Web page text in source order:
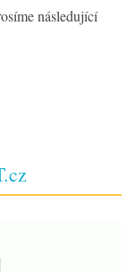
následující